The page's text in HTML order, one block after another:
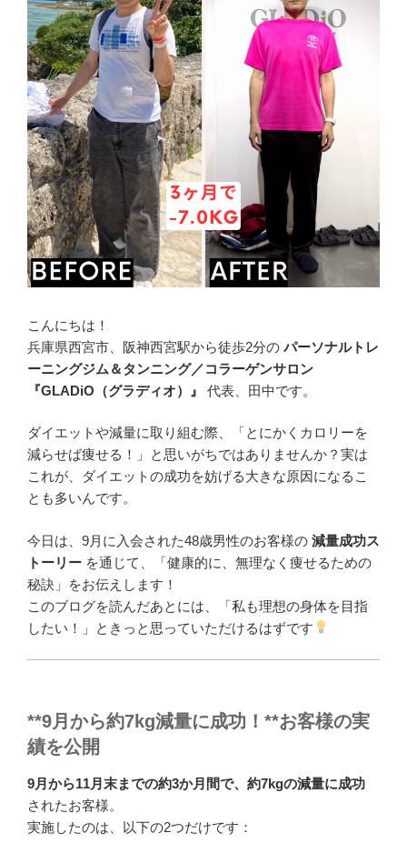
こんにちは！
兵庫県西宮市、阪神西宮駅から徒歩2分の パーソナルトレ
ーニングジム＆タンニング／コラーゲンサロン
『GLADiO（グラディオ）』
代表、田中です。
ダイエットや減量に取り組む際、「とにかくカロリーを
減らせば痩せる！」と思いがちではありませんか？実は
これが、ダイエットの成功を妨げる大きな原因になるこ
とも多いんです。
今日は、9月に入会された48歳男性のお客様の 減量成功ス
トーリー を通じて、「健康的に、無理なく痩せるための
秘訣」をお伝えします！
このブログを読んだあとには、「私も理想の身体を目指
したい！」ときっと思っていただけるはずです
**9月から約7kg減量に成功！**お客様の実
績を公開
9月から11月末までの約3か月間で、約7kgの減量に成功
されたお客様。
実施したのは、以下の2つだけです：